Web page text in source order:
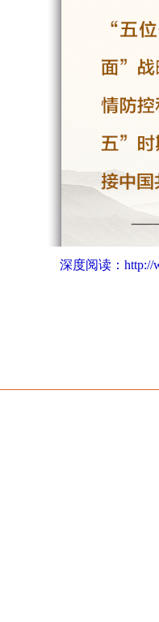
深度阅读： http://